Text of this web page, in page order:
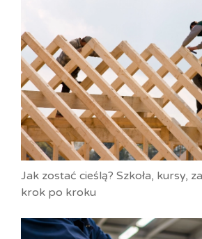
Jak zostać cieślą? Szkoła, kursy,
krok po kroku